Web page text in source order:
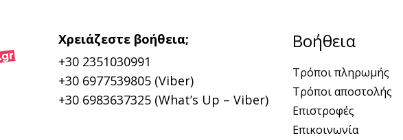
Χρειάζεστε βοήθεια;
+30 2351030991
+30 6977539805 (Viber)
+30 6983637325 (What’s Up – Viber)
Βοήθεια
Τρόποι πληρωμής
Τρόποι αποστολής
Επιστροφές
Επικοινωνία